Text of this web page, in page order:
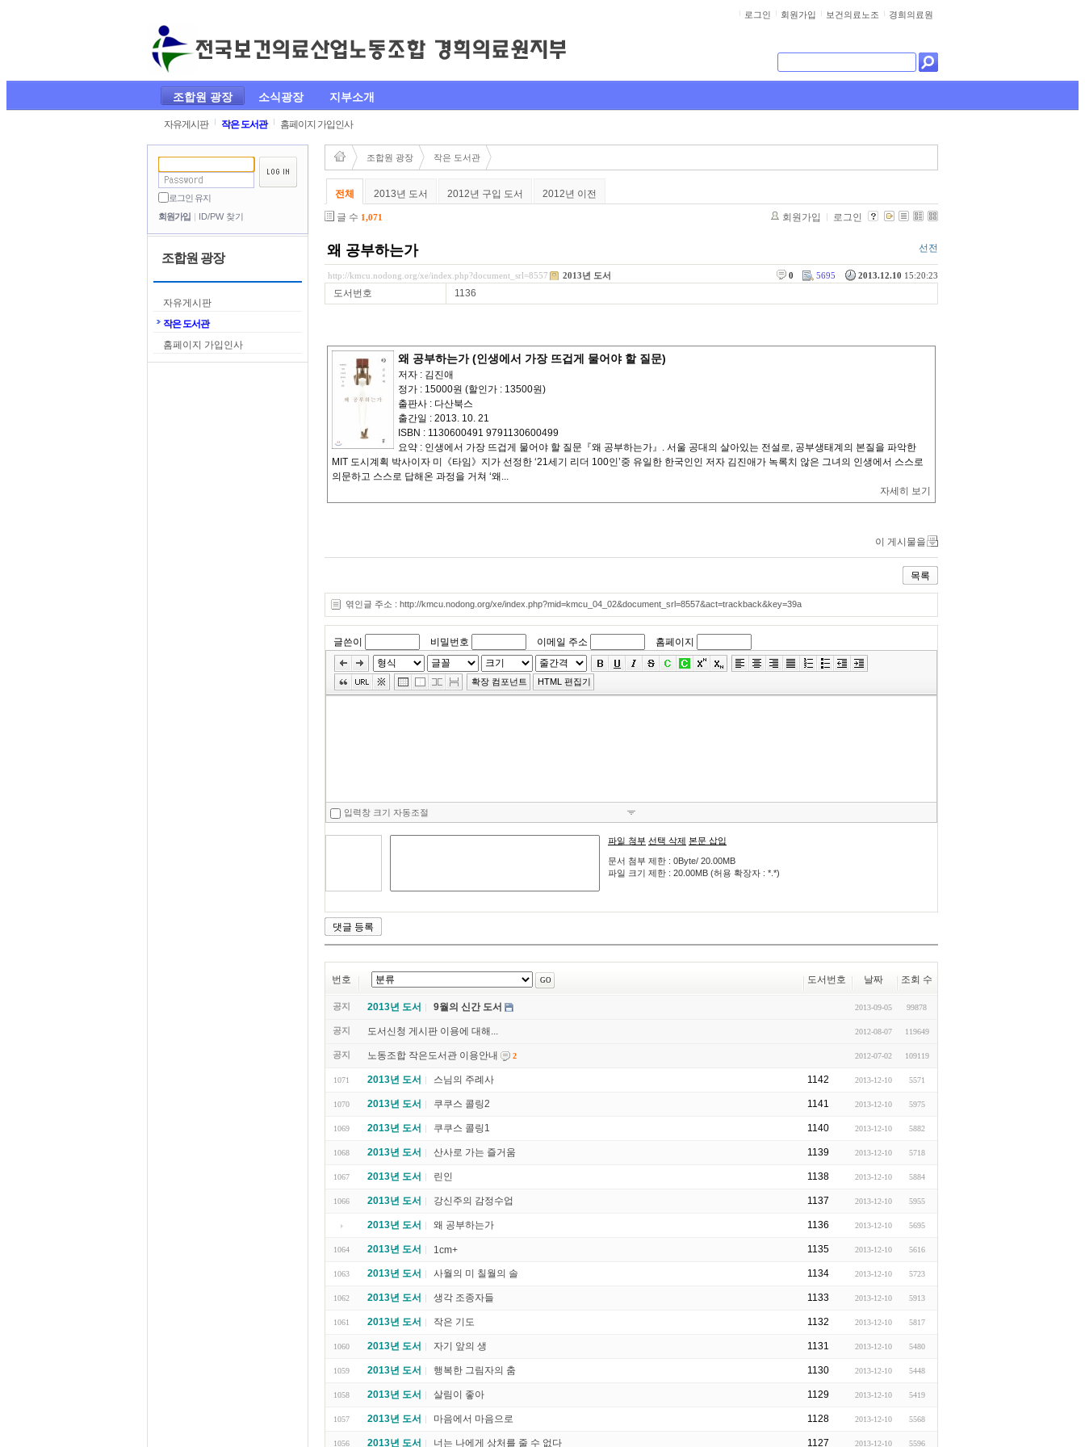
로그인 회원가입 보건의료노조 경희의료원
조합원 광장 소식광장 지부소개
자유게시판 작은 도서관 홈페이지 가입인사
로그인 유지
회원가입
ID/PW 찾기
조합원 광장
자유게시판
작은 도서관
홈페이지 가입인사
조합원 광장 작은 도서관
전체 2013년 도서 2012년 구입 도서 2012년 이전
글 수 1,071 회원가입 로그인
왜 공부하는가 선전
http://kmcu.nodong.org/xe/index.php?document_srl=8557 2013.12.10 15:20:23
5695
0
2013년 도서
도서번호 1136
왜 공부하는가 (인생에서 가장 뜨겁게 물어야 할 질문)
저자 : 김진애
정가 : 15000원 (할인가 : 13500원)
출판사 : 다산북스
출간일 : 2013. 10. 21
ISBN : 1130600491 9791130600499
요약 : 인생에서 가장 뜨겁게 물어야 할 질문『왜 공부하는가』. 서울 공대의 살아있는 전설로, 공부생태계의 본질을 파악한
MIT 도시계획 박사이자 미《타임》지가 선정한 ‘21세기 리더 100인’중 유일한 한국인인 저자 김진애가 녹록치 않은 그녀의 인생에서 스스로
의문하고 스스로 답해온 과정을 거쳐 ‘왜...
자세히 보기
이 게시물을
목록
엮인글 주소 : http://kmcu.nodong.org/xe/index.php?mid=kmcu_04_02&document_srl=8557&act=trackback&key=39a
글쓴이 비밀번호 이메일 주소
홈페이지
도
확장 컴포넌트 HTML 편집기
입력창 크기 자동조절
파일 첨부 선택 삭제 본문 삽입
문서 첨부 제한 : 0Byte/ 20.00MB
파일 크기 제한 : 20.00MB (허용 확장자 : *.*)
번호 도서번호 날짜 조회 수
공지 2013년 도서 9월의 신간 도서 2013-09-05 99878
공지 도서신청 게시판 이용에 대해... 2012-08-07 119649
공지 노동조합 작은도서관 이용안내 2 2012-07-02 109119
1071 2013년 도서 스님의 주례사 1142 2013-12-10 5571
1070 2013년 도서 쿠쿠스 콜링2 1141 2013-12-10 5975
1069 2013년 도서 쿠쿠스 콜링1 1140 2013-12-10 5882
1068 2013년 도서 산사로 가는 즐거움 1139 2013-12-10 5718
1067 2013년 도서 린인 1138 2013-12-10 5884
1066 2013년 도서 강신주의 감정수업 1137 2013-12-10 5955
2013년 도서 왜 공부하는가 1136 2013-12-10 5695
1064 2013년 도서 1cm+ 1135 2013-12-10 5616
1063 2013년 도서 사월의 미 칠월의 솔 1134 2013-12-10 5723
1062 2013년 도서 생각 조종자들 1133 2013-12-10 5913
1061 2013년 도서 작은 기도 1132 2013-12-10 5817
1060 2013년 도서 자기 앞의 생 1131 2013-12-10 5480
1059 2013년 도서 행복한 그림자의 춤 1130 2013-12-10 5448
1058 2013년 도서 살림이 좋아 1129 2013-12-10 5419
1057 2013년 도서 마음에서 마음으로 1128 2013-12-10 5568
1056 2013년 도서 너는 나에게 상처를 줄 수 없다 1127 2013-12-10 5596